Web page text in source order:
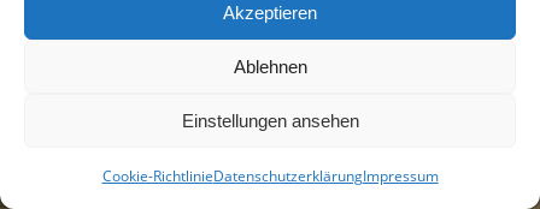
Akzeptieren
Ablehnen
Einstellungen ansehen
Cookie-RichtlinieDatenschutzerklärungImpressum